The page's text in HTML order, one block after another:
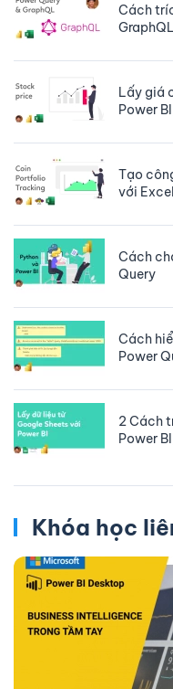
Cách
Lấy giá
Power
Tạo
với
Cách
Query
Cách
Power
2 Cách
Power
Khóa học